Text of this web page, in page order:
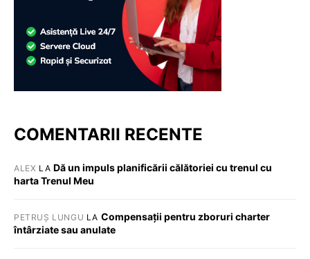
COMENTARII RECENTE
ALEX LA Dă un impuls planificării călătoriei cu trenul cu
harta Trenul Meu
PETRUȘ LUNGU LA Compensații pentru zboruri charter
întârziate sau anulate